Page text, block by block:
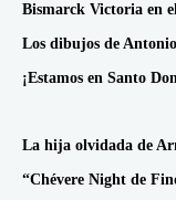
Bismarck Victoria en
Los dibujos de
¡Estamos en Santo
La hija olvidada de
“Chévere Night de